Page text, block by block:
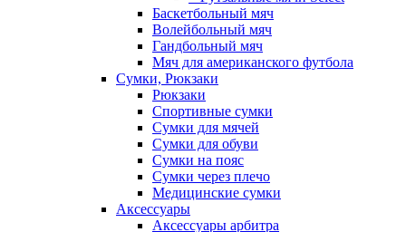
Баскетбольный мяч
Волейбольный мяч
Гандбольный мяч
Мяч для американского футбола
Сумки, Рюкзаки
Рюкзаки
Спортивные сумки
Сумки для мячей
Сумки для обуви
Сумки на пояс
Сумки через плечо
Медицинские сумки
Аксессуары
Аксессуары арбитра